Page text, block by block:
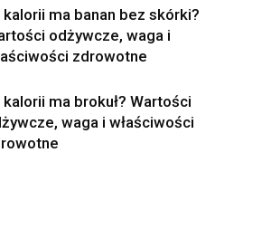
kalorii ma banan bez skórki?
odżywcze, waga i
zdrowotne
kalorii ma brokuł? Wartości
waga i właściwości